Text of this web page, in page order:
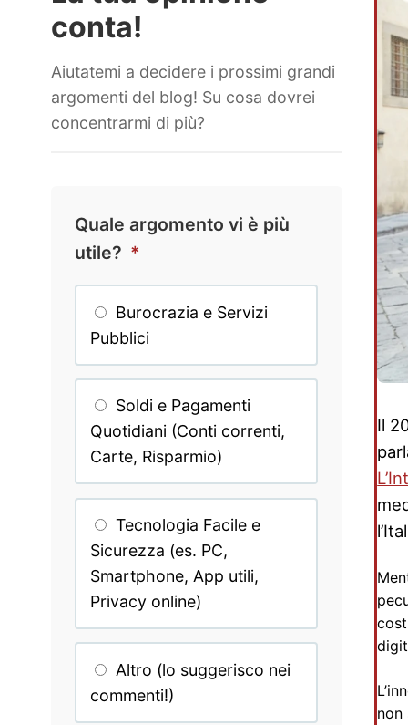
conta!
Aiutatemi a decidere i prossimi grandi
argomenti del blog! Su cosa dovrei
concentrarmi di più?
Quale argomento vi è più
utile? *
Burocrazia e Servizi
Pubblici
Soldi e Pagamenti
Quotidiani (Conti correnti,
Carte, Risparmio)
Tecnologia Facile e
Sicurezza (es. PC,
Smartphone, App utili,
Privacy online)
Altro (lo suggerisco nei
commenti!)
Il
non